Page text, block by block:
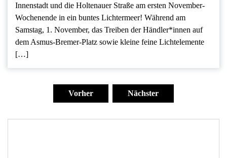
Innenstadt und die Holtenauer Straße am ersten November-
Wochenende in ein buntes Lichtermeer! Während am
Samstag, 1. November, das Treiben der Händler*innen auf
dem Asmus-Bremer-Platz sowie kleine feine Lichtelemente
[…]
Vorher Nächster